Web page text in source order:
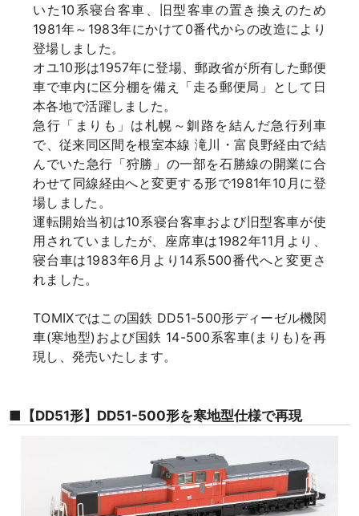
いた10系寝台客車、旧型客車の置き換えのため
1981年～1983年にかけて0番代からの改造により
登場しました。
オユ10形は1957年に登場、郵政省が所有した郵便
車で車内に区分棚を備え「走る郵便局」として日
本各地で活躍しました。
急行「まりも」は札幌～釧路を結んだ急行列車
で、従来同区間を根室本線 滝川・富良野経由で結
んでいた急行「狩勝」の一部を石勝線の開業に合
わせて同線経由へと変更する形で1981年10月に登
場しました。
運転開始当初は10系寝台客車および旧型客車が使
用されていましたが、座席車は1982年11月より、
寝台車は1983年6月より14系500番代へと変更さ
れました。
TOMIXではこの国鉄 DD51-500形ディーゼル機関
車(寒地型)および国鉄 14-500系客車(まりも)を再
現し、発売いたします。
■【DD51形】DD51-500形を寒地型仕様で再現